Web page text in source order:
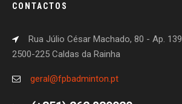
CONTACTOS
Rua Júlio César Machado, 80 - Ap. 139
2500-225 Caldas da Rainha
geral@fpbadminton.pt